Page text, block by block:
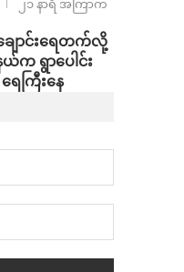
၂၁ နာရီ အကြာက
ချောင်းရေတက်လို့
က ရွာပေါင်း
ေကြီးနေ